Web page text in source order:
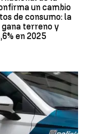
un cambio
de consumo: la
gana terreno y
en 2025